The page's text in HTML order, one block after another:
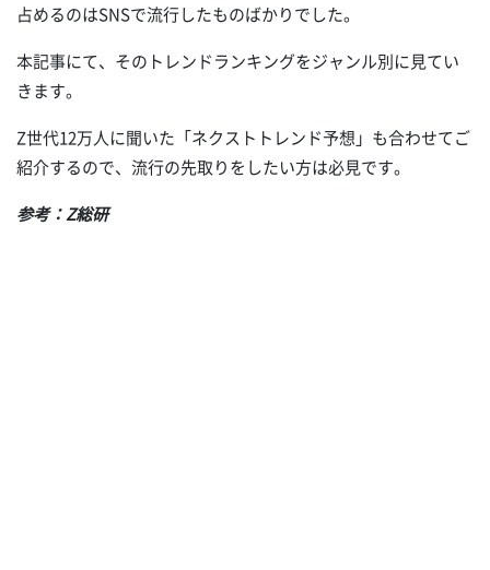
占めるのはSNSで流行したものばかりでした。
本記事にて、そのトレンドランキングをジャンル別に見てい
きます。
Z世代12万人に聞いた「ネクストトレンド予想」も合わせてご
紹介するので、流行の先取りをしたい方は必見です。
参考：Z総研